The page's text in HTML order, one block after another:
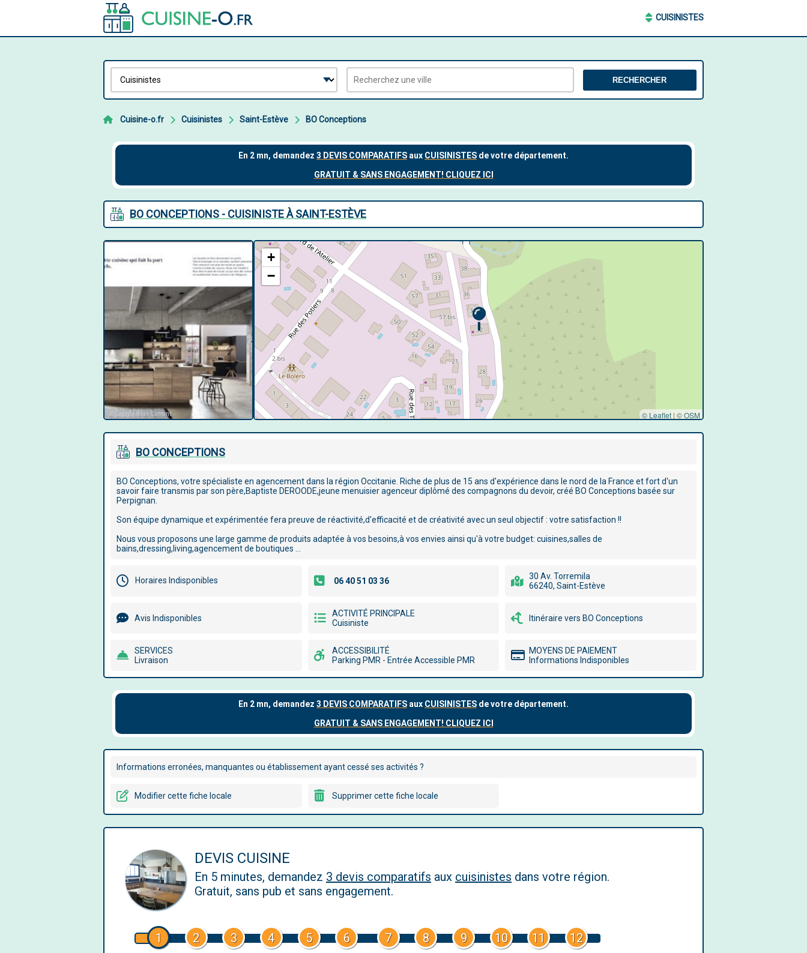
CUISINISTES
RECHERCHER
Cuisine-o.fr Cuisinistes Saint-Estève BO Conceptions
BO CONCEPTIONS - CUISINISTE À SAINT-ESTÈVE
© Google User Content
+
−
© Leaflet | ©OSM
BO CONCEPTIONS
BO Conceptions, votre spécialiste en agencement dans la région Occitanie. Riche de plus de 15 ans d'expérience dans le nord de la France et fort d'un
savoir faire transmis par son père,Baptiste DEROODE,jeune menuisier agenceur diplômé des compagnons du devoir, créé BO Conceptions basée sur
Perpignan.
Son équipe dynamique et expérimentée fera preuve de réactivité,d'efficacité et de créativité avec un seul objectif : votre satisfaction !!
Nous vous proposons une large gamme de produits adaptée à vos besoins,à vos envies ainsi qu'à votre budget: cuisines,salles de
bains,dressing,living,agencement de boutiques …
Horaires Indisponibles
30 Av. Torremila
66240, Saint-Estève
Avis Indisponibles
ACTIVITÉ PRINCIPALE
Cuisiniste
Itinéraire vers BO Conceptions
SERVICES
Livraison
ACCESSIBILITÉ
Parking PMR - Entrée Accessible PMR
MOYENS DE PAIEMENT
Informations Indisponibles
Informations erronées, manquantes ou établissement ayant cessé ses activités ?
Modifier cette fiche locale Supprimer cette fiche locale
DEVIS CUISINE
En 5 minutes, demandez 3 devis comparatifs aux cuisinistes dans votre région.
Gratuit, sans pub et sans engagement.
1 2 3 4 5 6 7 8 9 10 11 12